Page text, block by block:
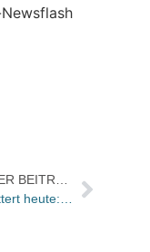
NÄCHSTER BEITRAG
Umgeblättert heute: Erinnerung an Brigitte Reimann